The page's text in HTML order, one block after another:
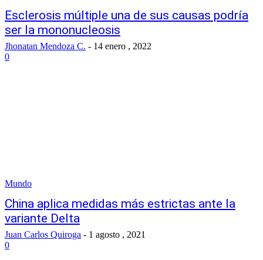
Esclerosis múltiple una de sus causas podría
ser la mononucleosis
Jhonatan Mendoza C. - 14 enero , 2022
0
Mundo
China aplica medidas más estrictas ante la
variante Delta
Juan Carlos Quiroga - 1 agosto , 2021
0